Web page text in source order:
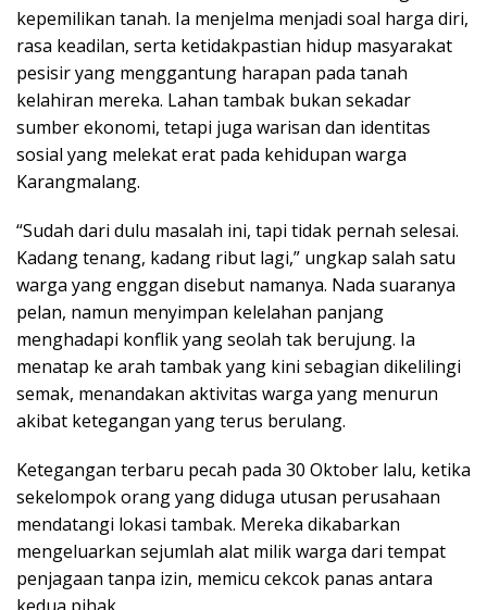
kepemilikan tanah. Ia menjelma menjadi soal harga diri,
rasa keadilan, serta ketidakpastian hidup masyarakat
pesisir yang menggantung harapan pada tanah
kelahiran mereka. Lahan tambak bukan sekadar
sumber ekonomi, tetapi juga warisan dan identitas
sosial yang melekat erat pada kehidupan warga
Karangmalang.
“Sudah dari dulu masalah ini, tapi tidak pernah selesai.
Kadang tenang, kadang ribut lagi,” ungkap salah satu
warga yang enggan disebut namanya. Nada suaranya
pelan, namun menyimpan kelelahan panjang
menghadapi konflik yang seolah tak berujung. Ia
menatap ke arah tambak yang kini sebagian dikelilingi
semak, menandakan aktivitas warga yang menurun
akibat ketegangan yang terus berulang.
Ketegangan terbaru pecah pada 30 Oktober lalu, ketika
sekelompok orang yang diduga utusan perusahaan
mendatangi lokasi tambak. Mereka dikabarkan
mengeluarkan sejumlah alat milik warga dari tempat
penjagaan tanpa izin, memicu cekcok panas antara